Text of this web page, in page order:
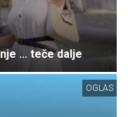
... teče dalje
OGLAS